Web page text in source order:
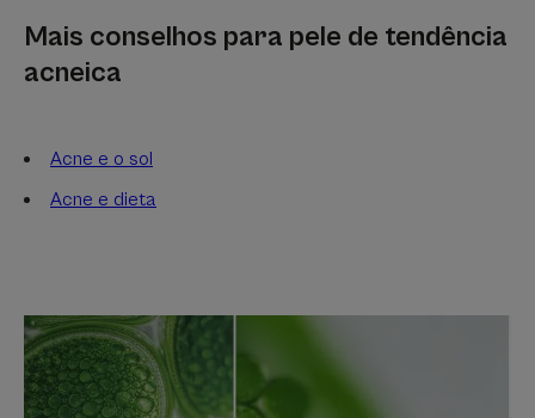
Mais conselhos para pele de tendência
acneica
Acne e o sol
Acne e dieta